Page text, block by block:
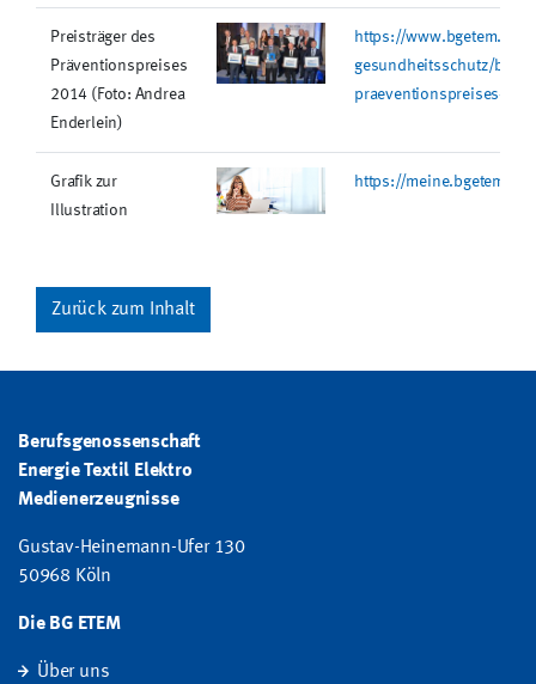
Preisträger des
Präventionspreises
2014 (Foto: Andrea
Enderlein)
https://www.bgetem.de/
gesundheitsschutz/
praeventionspreises-
Grafik zur
Illustration
https://
Zurück zum Inhalt
Berufsgenossenschaft
Energie Textil Elektro
Medienerzeugnisse
Gustav-Heinemann-Ufer 130
50968 Köln
Die BG ETEM
Über uns